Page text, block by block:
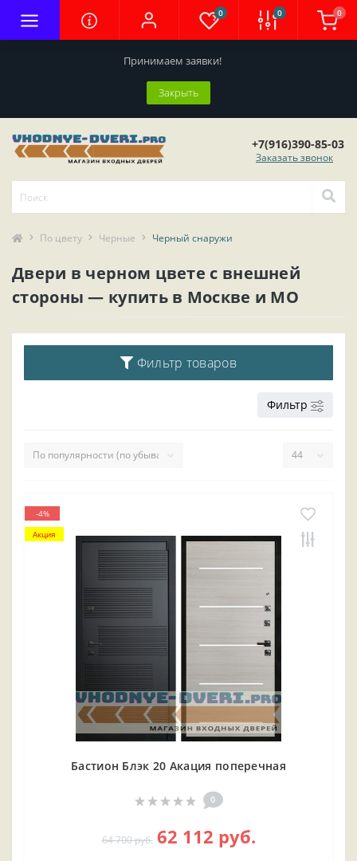
Принимаем заявки!
Закрыть
0 0 0
+7(916)390-85-03
Заказать звонок
По цвету Черные Черный снаружи
Двери в черном цвете с внешней
стороны — купить в Москве и МО
Фильтр товаров
Фильтр
-4%
Акция
Бастион Блэк 20 Акация поперечная
0
64 700 руб. 62 112 руб.